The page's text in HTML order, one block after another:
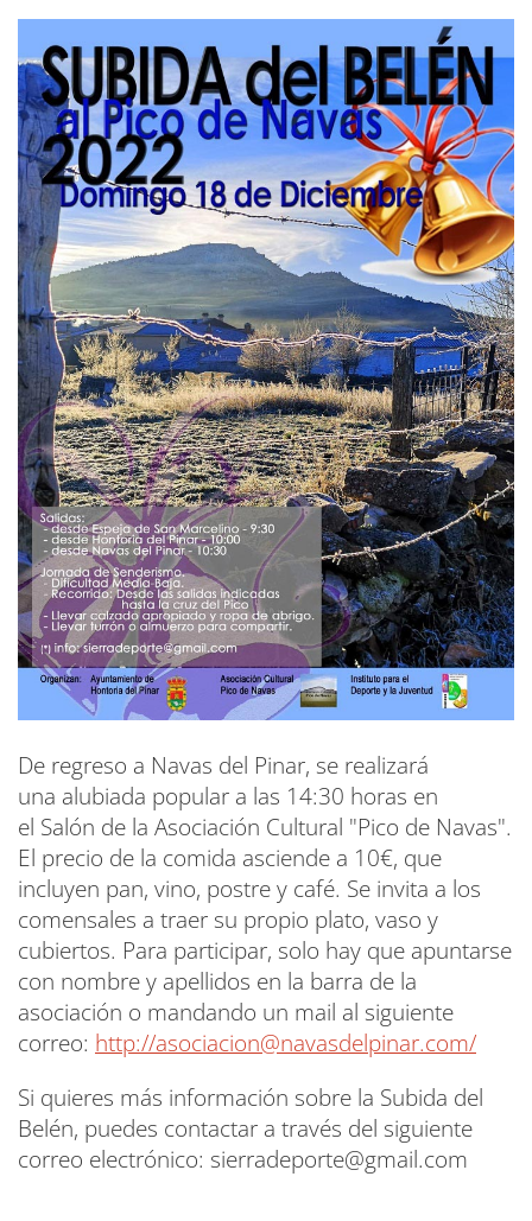
De regreso a Navas del Pinar, se realizará
una alubiada popular a las 14:30 horas en
el Salón de la Asociación Cultural "Pico de Navas".
El precio de la comida asciende a 10€, que
incluyen pan, vino, postre y café. Se invita a los
comensales a traer su propio plato, vaso y
cubiertos. Para participar, solo hay que apuntarse
con nombre y apellidos en la barra de la
asociación o mandando un mail al siguiente
correo: http://asociacion@navasdelpinar.com/
Si quieres más información sobre la Subida del
Belén, puedes contactar a través del siguiente
correo electrónico: sierradeporte@gmail.com